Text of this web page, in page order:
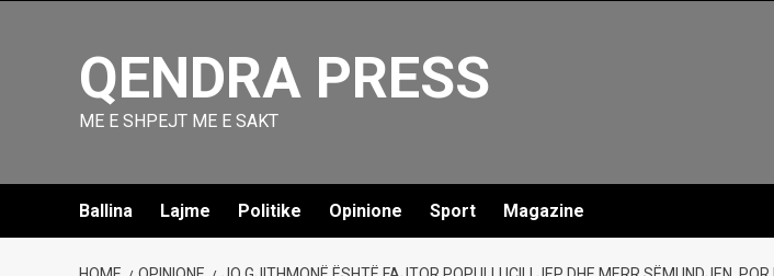
QENDRA PRESS
ME E SHPEJT ME E SAKT
Ballina Lajme Politike Opinione Sport Magazine